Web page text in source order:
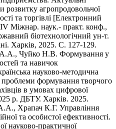
розвитку агропродовольчої
та торгівлі [Електронний
Міжнар. наук.- практ. конф.,
біотехнологічний ун-т.
Харків, 2025. С. 127-129.
Чуйко Н.В. Формування у
та навичок
науково-методична
проблеми формування творчого
в умовах цифрової
р. ДБТУ. Харків. 2025.
Храпач К.Г. Управління
та особистої ефективності.
науково-практичної